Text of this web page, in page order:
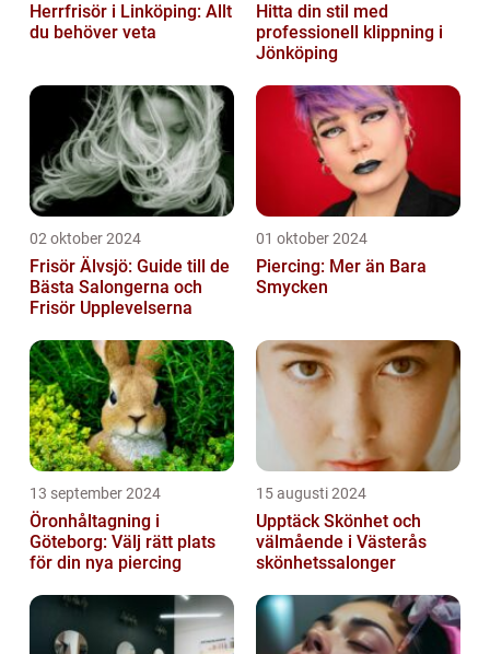
Herrfrisör i Linköping: Allt
du behöver veta
Hitta din stil med
professionell klippning i
Jönköping
02 oktober 2024
Frisör Älvsjö: Guide till de
Bästa Salongerna och
Frisör Upplevelserna
01 oktober 2024
Piercing: Mer än Bara
Smycken
13 september 2024
Öronhåltagning i
Göteborg: Välj rätt plats
för din nya piercing
15 augusti 2024
Upptäck Skönhet och
välmående i Västerås
skönhetssalonger